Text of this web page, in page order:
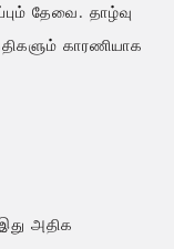
தேவை. தாழ்வு
காரணியாக
அதிக